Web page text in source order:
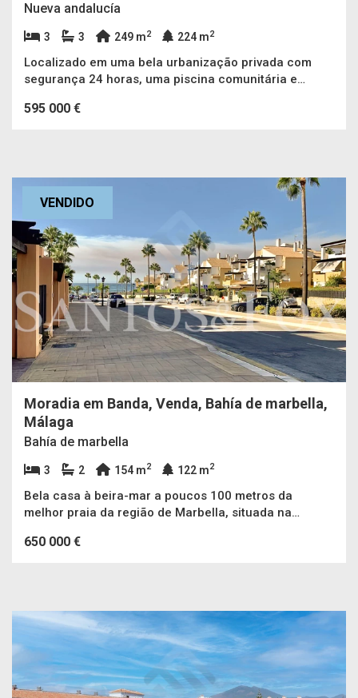
Nueva andalucía
3 3 249 m2 224 m2
Localizado em uma bela urbanização privada com
segurança 24 horas, uma piscina comunitária e
595 000 €
VENDIDO
Moradia em Banda, Venda, Bahía de marbella,
Málaga
Bahía de marbella
3 2 154 m2 122 m2
Bela casa à beira-mar a poucos 100 metros da
melhor praia da região de Marbella, situada na
prestigiada área Bahia de Marbella – Marbella
650 000 €